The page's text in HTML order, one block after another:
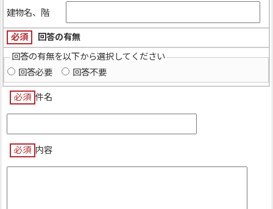
建物名、階
必須
回答の有無
回答の有無を以下から選択してください
回答必要
回答不要
必須 件名
必須 内容